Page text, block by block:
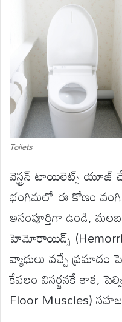
Toilets
వెస్ట్రన్ టాయిలెట్స్ యూజ్
భంగిమలో ఈ కోణం వంగి
అసంపూర్తిగా ఉండి,
హెమోరాయిడ్స్
వ్యాధులు వచ్చే ప్రమాదం
కేవలం విసర్జనకే కాక,
Floor Muscles)